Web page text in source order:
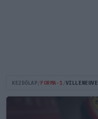
KEZDŐLAP FORMA-1